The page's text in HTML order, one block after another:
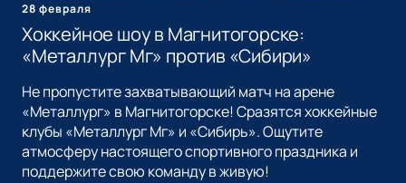
28 февраля
Хоккейное шоу в Магнитогорске:
«Металлург Мг» против «Сибири»
Не пропустите захватывающий матч на арене
«Металлург» в Магнитогорске! Сразятся хоккейные
клубы «Металлург Мг» и «Сибирь». Ощутите
атмосферу настоящего спортивного праздника и
поддержите свою команду в живую!